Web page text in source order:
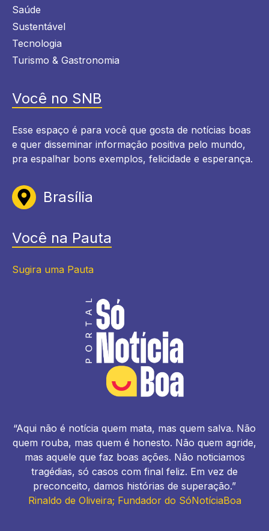
Saúde
Sustentável
Tecnologia
Turismo & Gastronomia
Você no SNB
Esse espaço é para você que gosta de notícias boas
e quer disseminar informação positiva pelo mundo,
pra espalhar bons exemplos, felicidade e esperança.
Brasília
Você na Pauta
Sugira uma Pauta
“Aqui não é notícia quem mata, mas quem salva. Não
quem rouba, mas quem é honesto. Não quem agride,
mas aquele que faz boas ações. Não noticiamos
tragédias, só casos com final feliz. Em vez de
preconceito, damos histórias de superação.”
Rinaldo de Oliveira; Fundador do SóNotíciaBoa